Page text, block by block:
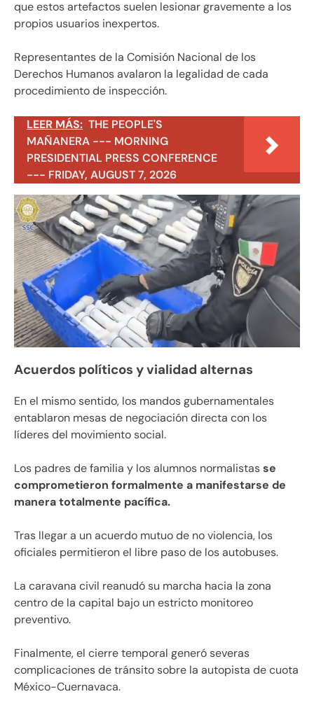
que estos artefactos suelen lesionar gravemente a los
propios usuarios inexpertos.
Representantes de la Comisión Nacional de los
Derechos Humanos avalaron la legalidad de cada
procedimiento de inspección.
LEER MÁS: THE PEOPLE'S
MAÑANERA --- MORNING
PRESIDENTIAL PRESS CONFERENCE
--- FRIDAY, AUGUST 7, 2026
Acuerdos políticos y vialidad alternas
En el mismo sentido, los mandos gubernamentales
entablaron mesas de negociación directa con los
líderes del movimiento social.
Los padres de familia y los alumnos normalistasse
comprometieron formalmente a manifestarse de
manera totalmente pacífica.
Tras llegar a un acuerdo mutuo de no violencia, los
oficiales permitieron el libre paso de los autobuses.
La caravana civil reanudó su marcha hacia la zona
centro de la capital bajo un estricto monitoreo
preventivo.
Finalmente, el cierre temporal generó severas
complicaciones de tránsito sobre la autopista de cuota
México-Cuernavaca.